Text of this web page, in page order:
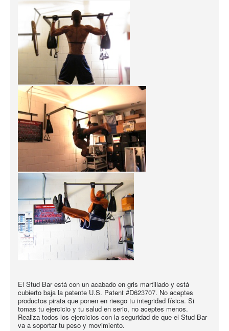
El Stud Bar está con un acabado en gris martillado y está
cubierto baja la patente U.S. Patent #D623707. No aceptes
productos pirata que ponen en riesgo tu integridad física. Si
tomas tu ejercicio y tu salud en serio, no aceptes menos.
Realiza todos los ejercicios con la seguridad de que el Stud Bar
va a soportar tu peso y movimiento.